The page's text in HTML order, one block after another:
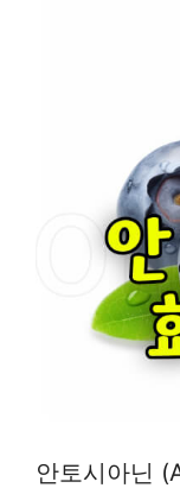
안토시아닌